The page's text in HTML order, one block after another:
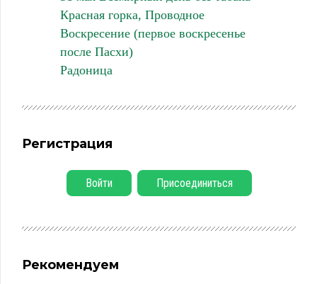
Красная горка, Проводное
Воскресение (первое воскресенье
после Пасхи)
Радоница
Регистрация
Войти Присоединиться
Рекомендуем